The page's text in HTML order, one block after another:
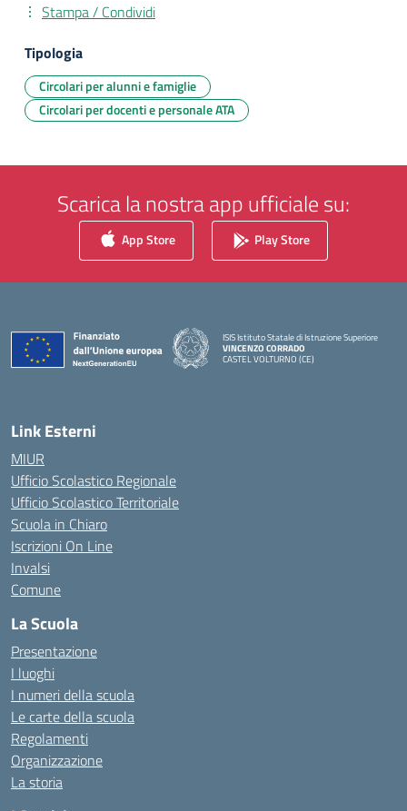
Stampa / Condividi
Tipologia
Circolari per alunni e famiglie
Circolari per docenti e personale ATA
Scarica la nostra app ufficiale su:
App Store Play Store
ISIS Istituto Statale di Istruzione Superiore
VINCENZO CORRADO
CASTEL VOLTURNO (CE)
Link Esterni
MIUR
Ufficio Scolastico Regionale
Ufficio Scolastico Territoriale
Scuola in Chiaro
Iscrizioni On Line
Invalsi
Comune
La Scuola
Presentazione
I luoghi
I numeri della scuola
Le carte della scuola
Regolamenti
Organizzazione
La storia